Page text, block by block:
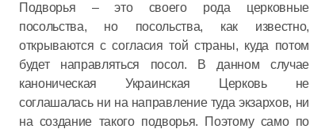
Подворья – это своего рода церковные
посольства, но посольства, как известно,
открываются с согласия той страны, куда потом
будет направляться посол. В данном случае
каноническая Украинская Церковь не
соглашалась ни на направление туда экзархов, ни
на создание такого подворья. Поэтому само по